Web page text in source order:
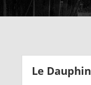
Le Dauphin